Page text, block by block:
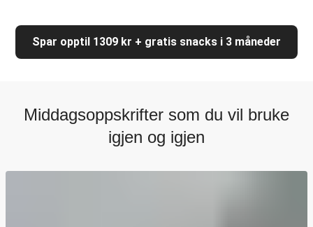
Spar opptil 1309 kr + gratis snacks i 3 måneder
Middagsoppskrifter som du vil bruke
igjen og igjen